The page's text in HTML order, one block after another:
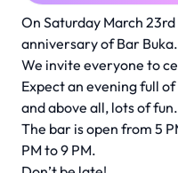
On Saturday March
anniversary of Bar Buka.
We invite everyone to
Expect an evening full
and above all, lots of fun.
The bar is open from 5
PM to 9 PM.